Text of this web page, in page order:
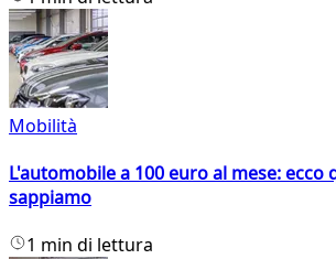
Mobilità
L'automobile a 100 euro al mese: ecco
sappiamo
1 min di lettura